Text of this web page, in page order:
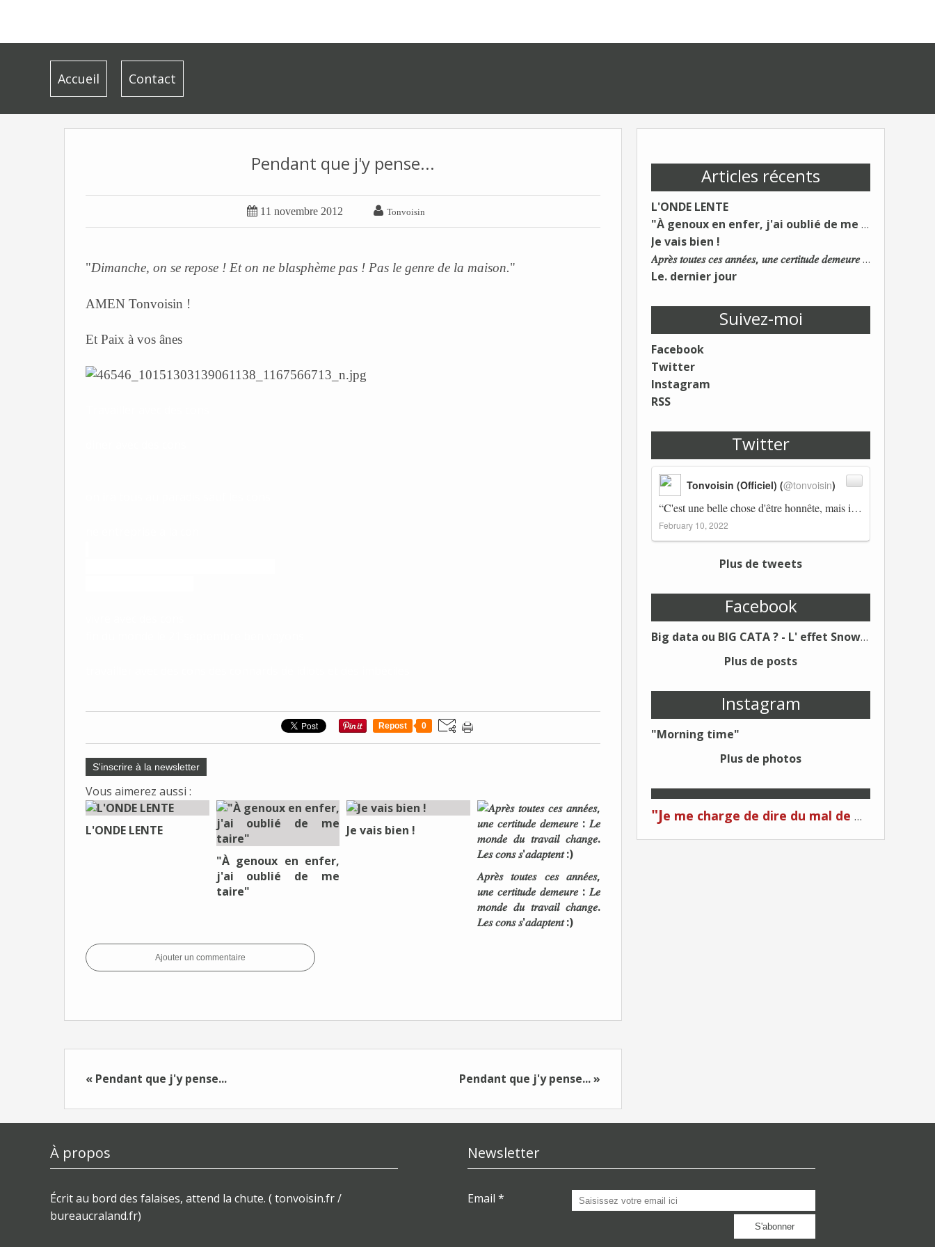
Accueil Contact
Articles récents
L'ONDE LENTE
"À genoux en enfer, j'ai oublié de me taire"
Je vais bien !
𝐴𝑝𝑟𝑒̀𝑠 𝑡𝑜𝑢𝑡𝑒𝑠 𝑐𝑒𝑠 𝑎𝑛𝑛𝑒́𝑒𝑠, 𝑢𝑛𝑒 𝑐𝑒𝑟𝑡𝑖𝑡𝑢𝑑𝑒 𝑑𝑒𝑚𝑒𝑢𝑟𝑒 : 𝐿𝑒 𝑚𝑜𝑛𝑑𝑒 𝑑𝑢 𝑡𝑟𝑎𝑣𝑎𝑖𝑙 𝑐ℎ𝑎𝑛𝑔𝑒. 𝐿𝑒𝑠 𝑐𝑜𝑛𝑠 𝑠'𝑎𝑑𝑎𝑝𝑡𝑒𝑛𝑡 :)
Le. dernier jour
Suivez-moi
Facebook
Twitter
Instagram
RSS
Twitter
“C'est une belle chose d'être honnête, mais il est également important d'avoir raison.” Winston Churchill Réplico…
Tonvoisin (Officiel) (@tonvoisin)
February 10, 2022
Plus de tweets
Facebook
Big data ou BIG CATA ? - L' effet Snowden - Editions Kawa - Un Éditeur différent !
Plus de posts
Instagram
"Morning time"
Plus de photos
"Je me charge de dire du mal de moi... Quand on me critique... C'est du plagiat ! "
Pendant que j'y pense...
 11 novembre 2012  Tonvoisin
"Dimanche, on se repose ! Et on ne blasphème pas ! Pas le genre de la maison."
AMEN Tonvoisin !
Et Paix à vos ânes
Repost 0
S'inscrire à la newsletter
Vous aimerez aussi :
L'ONDE LENTE
"À genoux en enfer,
j'ai oublié de me
taire"
Je vais bien !
𝐴𝑝𝑟𝑒̀𝑠 𝑡𝑜𝑢𝑡𝑒𝑠 𝑐𝑒𝑠 𝑎𝑛𝑛𝑒́𝑒𝑠,
𝑢𝑛𝑒 𝑐𝑒𝑟𝑡𝑖𝑡𝑢𝑑𝑒 𝑑𝑒𝑚𝑒𝑢𝑟𝑒 : 𝐿𝑒
𝑚𝑜𝑛𝑑𝑒 𝑑𝑢 𝑡𝑟𝑎𝑣𝑎𝑖𝑙 𝑐ℎ𝑎𝑛𝑔𝑒.
𝐿𝑒𝑠 𝑐𝑜𝑛𝑠 𝑠'𝑎𝑑𝑎𝑝𝑡𝑒𝑛𝑡 :)
Ajouter un commentaire
« Pendant que j'y pense... Pendant que j'y pense... »
À propos
Écrit au bord des falaises, attend la chute. ( tonvoisin.fr /
bureaucraland.fr)
Newsletter
Email